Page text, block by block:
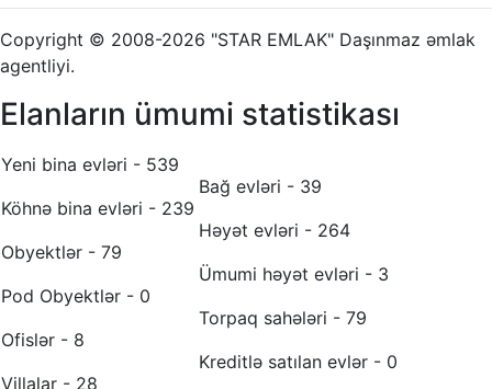
Copyright © 2008-2026 "STAR EMLAK" Daşınmaz əmlak
agentliyi.
Elanların ümumi statistikası
Yeni bina evləri - 539
Köhnə bina evləri - 239
Obyektlər - 79
Pod Obyektlər - 0
Ofislər - 8
Villalar - 28
Bağ evləri - 39
Həyət evləri - 264
Ümumi həyət evləri - 3
Torpaq sahələri - 79
Kreditlə satılan evlər - 0